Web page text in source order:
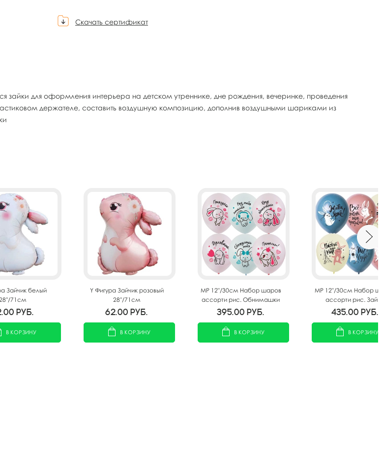
Скачать сертификат
для оформления интерьера на детском утреннике, дне рождения, вечеринке, проведения
держателе, составить воздушную композицию, дополнив воздушными шариками из
Зайчик белый
71см
руб.
В КОРЗИНУ
Y Фигура Зайчик розовый
28''/71см
62.00 руб.
В КОРЗИНУ
MP 12"/30см Набор шаров
ассорти рис. Обнимашки
25шт
395.00 руб.
В КОРЗИНУ
MP 12"/30см Набор
ассорти рис.
Пожелания 25шт
435.00 руб.
В КОРЗИНУ